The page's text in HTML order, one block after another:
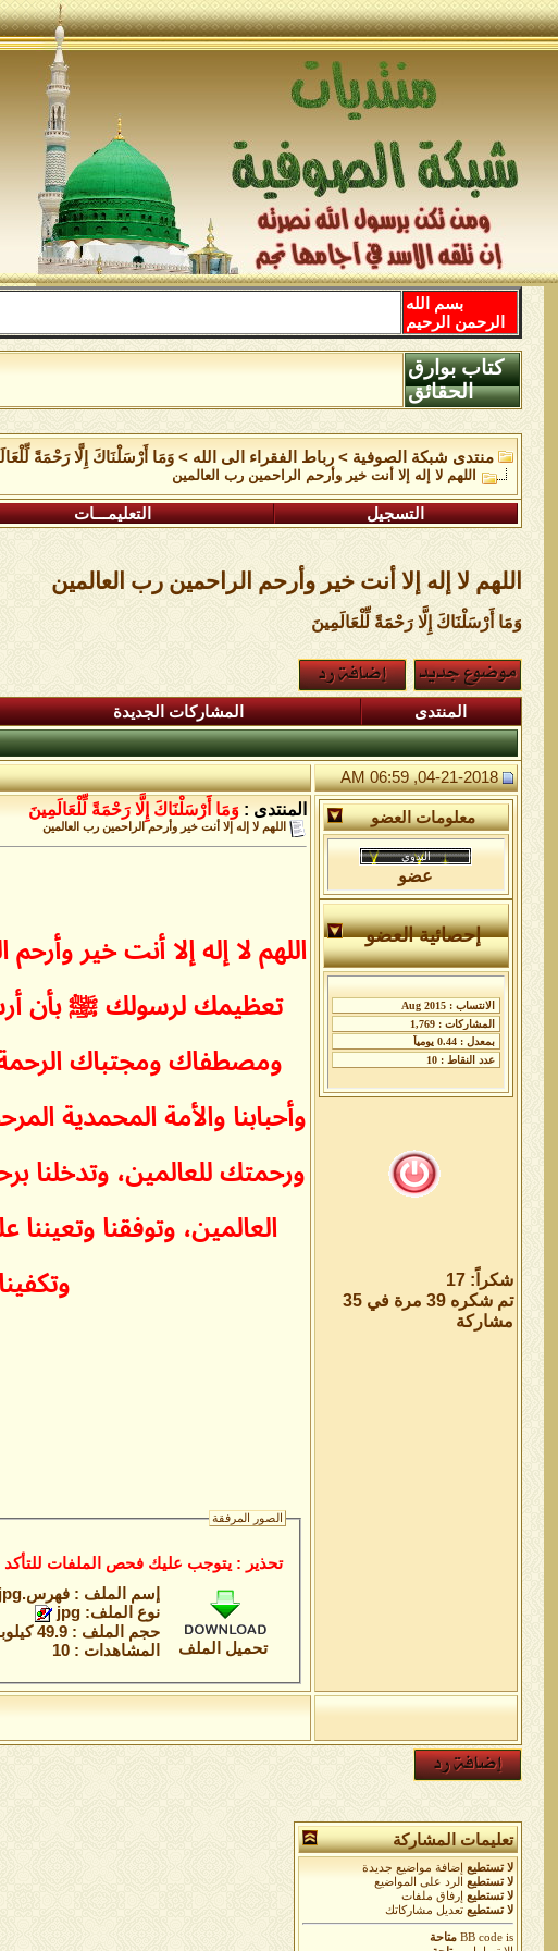
بسم الله
الرحمن الرحيم
كتاب بوارق
الحقائق
منتدى شبكة الصوفية >رباط الفقراء الى الله >وَمَا أَرْسَلْنَاكَ إِلَّا رَحْمَةً
اللهم لا إله إلا أنت خير وأرحم الراحمين رب العالمين
التسجيل التعليمـــات
اللهم لا إله إلا أنت خير وأرحم الراحمين رب العالمين
وَمَا أَرْسَلْنَاكَ إِلَّا رَحْمَةً لِّلْعَالَمِينَ
المنتدى المشاركات الجديدة
04-21-2018, 06:59 AM
معلومات العضو
عضو
إحصائية العضو
شكراً: 17
تم شكره 39 مرة في 35
مشاركة
المنتدى : وَمَا أَرْسَلْنَاكَ إِلَّا رَحْمَةً لِّلْعَالَمِينَ
اللهم لا إله إلا أنت خير وأرحم الراحمين رب العالمين
اللهم لا إله إلا أنت خير
تعظيمك لرسولك ﷺ بأن
ومصطفاك ومجتباك الرحمة
وأحبابنا والأمة المحمدية
ورحمتك للعالمين،
العالمين، وتوفقنا
الصور المرفقة
تحذير : يتوجب عليك فحص الملفات
تحميل الملف
إسم الملف :فهرس.jpg‏
نوع الملف: jpg
حجم الملف : 49.9 كيلوبايت
المشاهدات : 10
تعليمات المشاركة
لا تستطيع
إضافة مواضيع جديدة
لا تستطيع
الرد على المواضيع
لا تستطيع
إرفاق ملفات
لا تستطيع تعديل مشاركاتك
BB codeis
متاحة